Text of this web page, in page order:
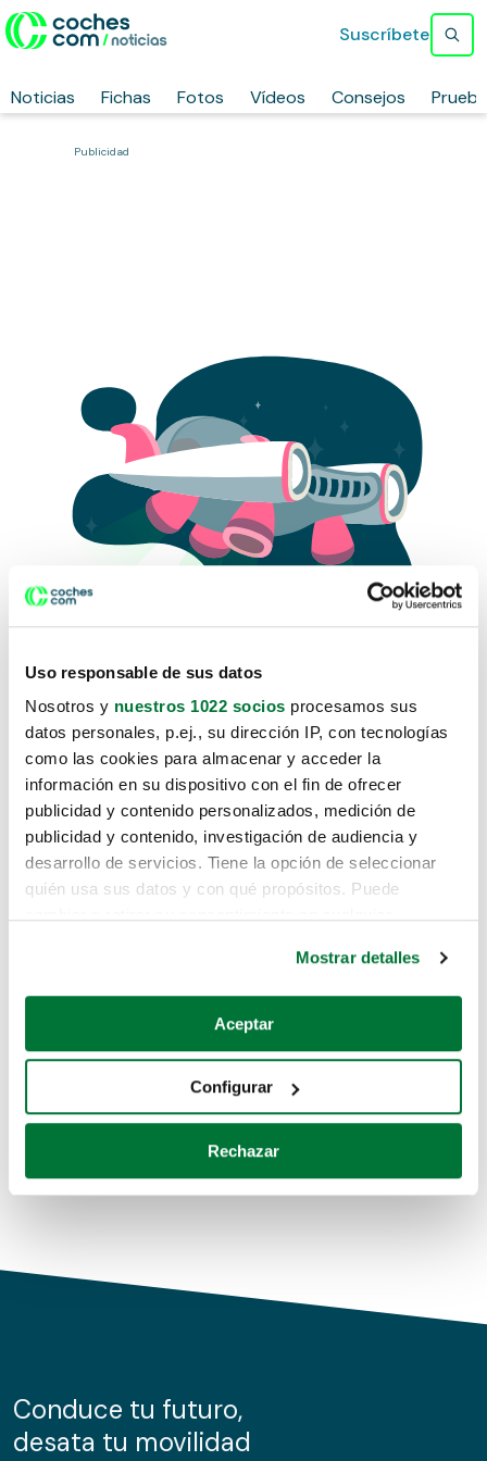
Uso responsable de sus datos
Nosotros y nuestros 1022 socios procesamos sus
datos personales, p.ej., su dirección IP, con tecnologías
como las cookies para almacenar y acceder la
información en su dispositivo con el fin de ofrecer
publicidad y contenido personalizados, medición de
publicidad y contenido, investigación de audiencia y
desarrollo de servicios. Tiene la opción de seleccionar
quién usa sus datos y con qué propósitos. Puede
Si lo permite, también quisiéramos:
Recopilar información sobre su ubicación geográfica
Identificar su dispositivo analizándolo activamente
para buscar características específicas (huellas
Obtenga más información sobre cómo se procesan sus
de cookies.
información sobre el uso que haga del sitio web con
nuestros partners de redes sociales, publicidad y análisis
Mostrar detalles
Aceptar
Configurar
Rechazar
Noticias Fichas Fotos Vídeos Consejos
Suscríbete
Publicidad
Lo sentimos, no sabemos como
te hemos traido hasta aquí.
Pero puedes encontrar el coche que estás
buscando en alguno de estos enlaces:
Coches de segunda mano
Coches de km0
Conduce tu futuro,
desata tu movilidad